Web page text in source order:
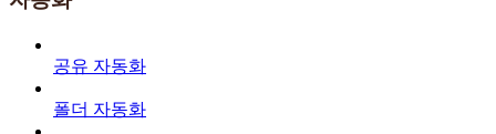
공유 자동화
폴더 자동화